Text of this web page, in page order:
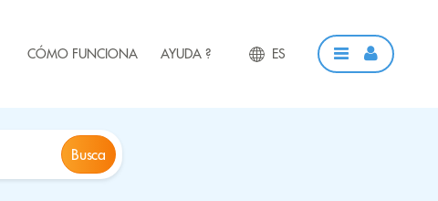
CÓMO FUNCIONA AYUDA ? ES
Busca